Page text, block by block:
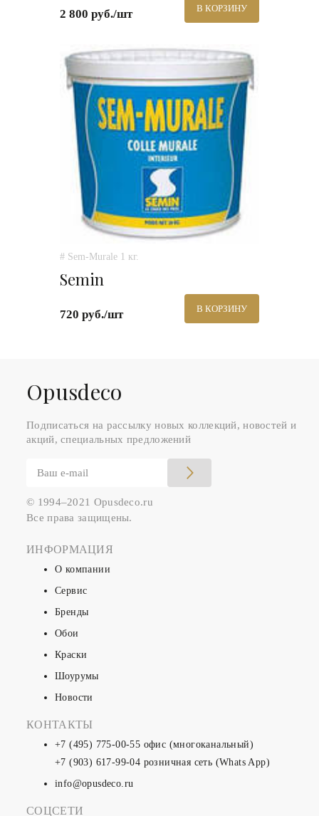
2 800 руб./шт В КОРЗИНУ
# Sem-Murale 1 кг.
Semin
720 руб./шт В КОРЗИНУ
Оpusdeco
Подписаться на рассылку новых коллекций, новостей и
акций, специальных предложений
© 1994–2021 Opusdeco.ru
Все права защищены.
ИНФОРМАЦИЯ
О компании
Сервис
Бренды
Обои
Краски
Шоурумы
Новости
КОНТАКТЫ
+7 (495) 775-00-55 офис (многоканальный)
+7 (903) 617-99-04 розничная сеть (Whats App)
info@opusdeco.ru
СОЦСЕТИ